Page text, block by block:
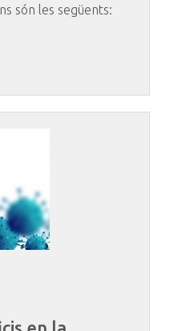
són les següents: